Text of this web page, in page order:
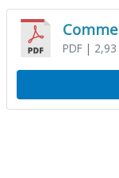
PDF| 2,93